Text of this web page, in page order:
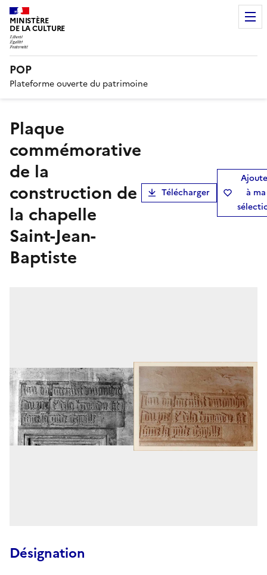
MINISTÈRE
DE LA CULTURE
POP
Plateforme ouverte du patrimoine
plaque
commémorative
de la
construction de
la chapelle
Saint-Jean-
Baptiste
Télécharger
à ma
Désignation